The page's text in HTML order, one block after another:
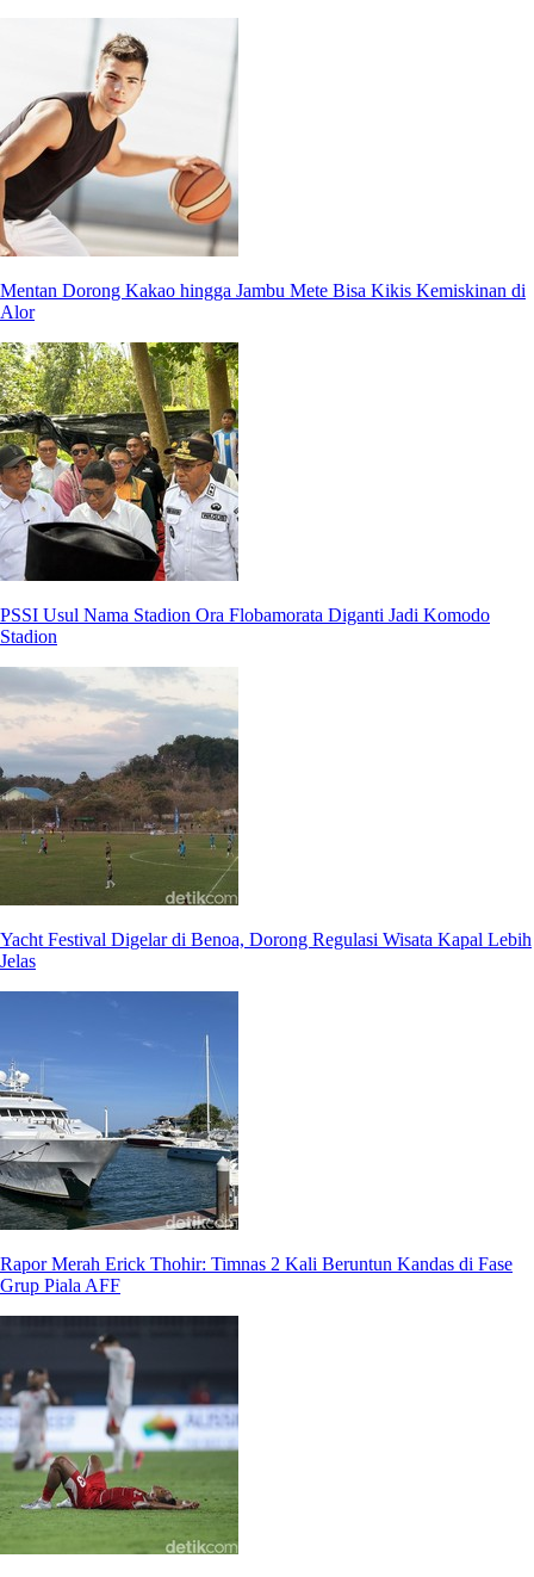
Mentan Dorong Kakao hingga Jambu Mete Bisa Kikis Kemiskinan di
Alor
PSSI Usul Nama Stadion Ora Flobamorata Diganti Jadi Komodo
Stadion
Yacht Festival Digelar di Benoa, Dorong Regulasi Wisata Kapal Lebih
Jelas
Rapor Merah Erick Thohir: Timnas 2 Kali Beruntun Kandas di Fase
Grup Piala AFF